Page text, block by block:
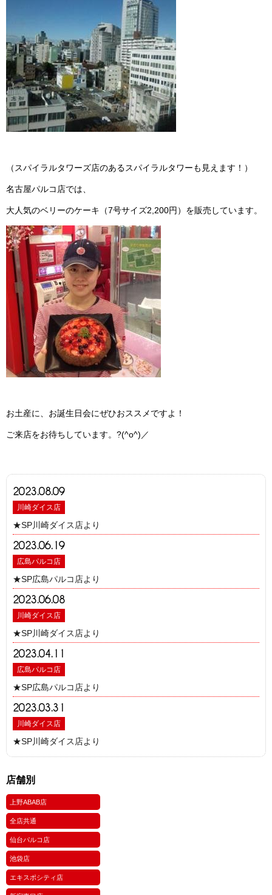
2023.08.09
川崎ダイス店
★SP川崎ダイス店より
2023.06.19
広島パルコ店
★SP広島パルコ店より
2023.06.08
川崎ダイス店
★SP川崎ダイス店より
2023.04.11
広島パルコ店
★SP広島パルコ店より
2023.03.31
川崎ダイス店
★SP川崎ダイス店より
店舗別
上野ABAB店
全店共通
仙台パルコ店
池袋店
エキスポシティ店
（スパイラルタワーズ店のあるスパイラルタワーも見えます！）
名古屋パルコ店では、
大人気のベリーのケーキ（7号サイズ2,200円）を販売しています。
お土産に、お誕生日会にぜひおススメですよ！
ご来店をお待ちしています。?(^o^)／